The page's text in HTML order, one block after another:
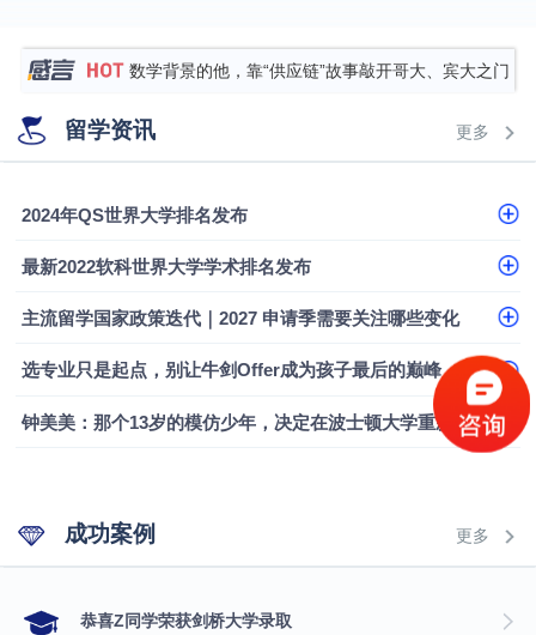
硕士录取
数学背景的他，靠“供应链”故事敲开哥大、宾大之门
专科逆袭伦敦大学学院UCL录取案例解析
香港浸会大学伦理与公共事务硕士录取
留学资讯 更多
2024年QS世界大学排名发布
最新2022软科世界大学学术排名发布
主流留学国家政策迭代｜2027 申请季需要关注哪些变化
选专业只是起点，别让牛剑Offer成为孩子最后的巅峰
钟美美：那个13岁的模仿少年，决定在波士顿大学重新定义自己
成功案例 更多
​恭喜Z同学荣获剑桥大学录取